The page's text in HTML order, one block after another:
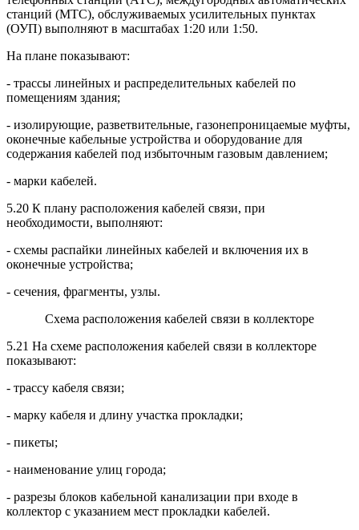
станций (МТС), обслуживаемых усилительных пунктах
(ОУП) выполняют в масштабах 1:20 или 1:50.
На плане показывают:
- трассы линейных и распределительных кабелей по
помещениям здания;
- изолирующие, разветвительные, газонепроницаемые муфты,
оконечные кабельные устройства и оборудование для
содержания кабелей под избыточным газовым давлением;
- марки кабелей.
5.20 К плану расположения кабелей связи, при
необходимости, выполняют:
- схемы распайки линейных кабелей и включения их в
оконечные устройства;
- сечения, фрагменты, узлы.
Схема расположения кабелей связи в коллекторе
5.21 На схеме расположения кабелей связи в коллекторе
показывают:
- трассу кабеля связи;
- марку кабеля и длину участка прокладки;
- пикеты;
- наименование улиц города;
- разрезы блоков кабельной канализации при входе в
коллектор с указанием мест прокладки кабелей.